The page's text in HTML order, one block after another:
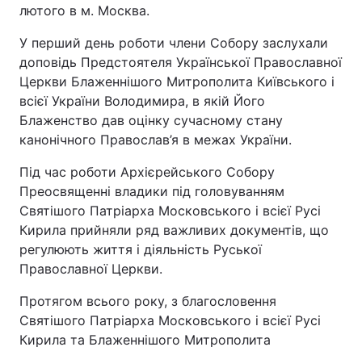
лютого в м. Москва.
У перший день роботи члени Собору заслухали
доповідь Предстоятеля Української Православної
Церкви Блаженнішого Митрополита Київського і
всієї України Володимира, в якій Його
Блаженство дав оцінку сучасному стану
канонічного Православ’я в межах України.
Під час роботи Архієрейського Собору
Преосвященні владики під головуванням
Святішого Патріарха Московського і всієї Русі
Кирила прийняли ряд важливих документів, що
регулюють життя і діяльність Руської
Православної Церкви.
Протягом всього року, з благословення
Святішого Патріарха Московського і всієї Русі
Кирила та Блаженнішого Митрополита